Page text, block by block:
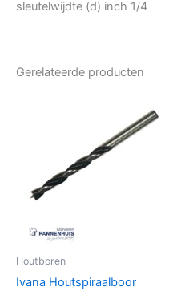
sleutelwijdte (d) inch 1/4
Gerelateerde producten
Houtboren
Ivana Houtspiraalboor